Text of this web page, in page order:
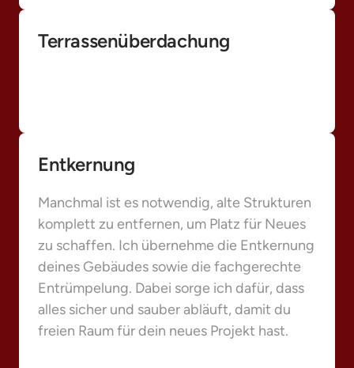
Terrassenüberdachung
Entkernung
Manchmal ist es notwendig, alte Strukturen
komplett zu entfernen, um Platz für Neues
zu schaffen. Ich übernehme die Entkernung
deines Gebäudes sowie die fachgerechte
Entrümpelung. Dabei sorge ich dafür, dass
alles sicher und sauber abläuft, damit du
freien Raum für dein neues Projekt hast.